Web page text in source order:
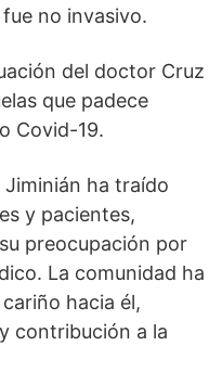
no invasivo.
del doctor Cruz
que padece
Covid-19.
ha traído
y pacientes,
preocupación por
La comunidad ha
hacia él,
contribución a la